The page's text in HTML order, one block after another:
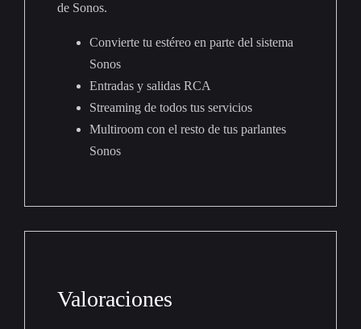
de Sonos.
Convierte tu estéreo en parte del sistema
Sonos
Entradas y salidas RCA
Streaming de todos tus servicios
Multiroom con el resto de tus parlantes
Sonos
Valoraciones